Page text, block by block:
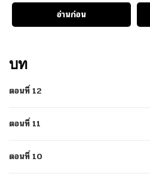
อ่านก่อน
บท
ตอนที่ 12
ตอนที่ 11
ตอนที่ 10